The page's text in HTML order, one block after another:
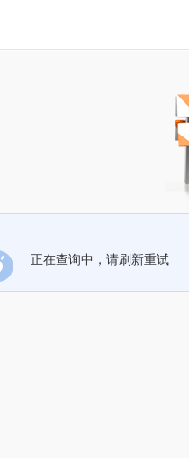
正在查询中，请刷新重试